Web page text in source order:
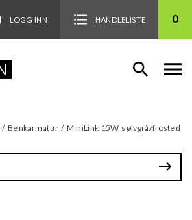
LOGG INN HANDLELISTE 0
/ Benkarmatur / MiniLink 15W, sølvgrå/frosted